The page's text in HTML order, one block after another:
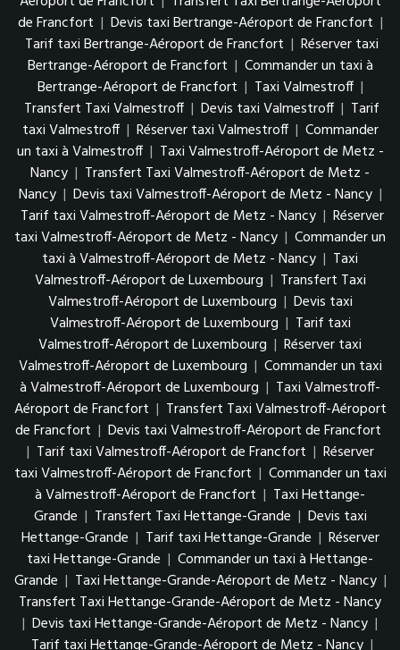
de Francfort | Devis taxi Bertrange-Aéroport de Francfort |
Tarif taxi Bertrange-Aéroport de Francfort | Réserver taxi
Bertrange-Aéroport de Francfort | Commander un taxi à
Bertrange-Aéroport de Francfort | Taxi Valmestroff |
Transfert Taxi Valmestroff | Devis taxi Valmestroff | Tarif
taxi Valmestroff | Réserver taxi Valmestroff | Commander
un taxi à Valmestroff | Taxi Valmestroff-Aéroport de Metz -
Nancy | Transfert Taxi Valmestroff-Aéroport de Metz -
Nancy | Devis taxi Valmestroff-Aéroport de Metz - Nancy |
Tarif taxi Valmestroff-Aéroport de Metz - Nancy | Réserver
taxi Valmestroff-Aéroport de Metz - Nancy | Commander un
taxi à Valmestroff-Aéroport de Metz - Nancy | Taxi
Valmestroff-Aéroport de Luxembourg | Transfert Taxi
Valmestroff-Aéroport de Luxembourg | Devis taxi
Valmestroff-Aéroport de Luxembourg | Tarif taxi
Valmestroff-Aéroport de Luxembourg | Réserver taxi
Valmestroff-Aéroport de Luxembourg | Commander un taxi
à Valmestroff-Aéroport de Luxembourg | Taxi Valmestroff-
Aéroport de Francfort | Transfert Taxi Valmestroff-Aéroport
de Francfort | Devis taxi Valmestroff-Aéroport de Francfort
| Tarif taxi Valmestroff-Aéroport de Francfort | Réserver
taxi Valmestroff-Aéroport de Francfort | Commander un taxi
à Valmestroff-Aéroport de Francfort | Taxi Hettange-
Grande | Transfert Taxi Hettange-Grande | Devis taxi
Hettange-Grande | Tarif taxi Hettange-Grande | Réserver
taxi Hettange-Grande | Commander un taxi à Hettange-
Grande | Taxi Hettange-Grande-Aéroport de Metz - Nancy |
Transfert Taxi Hettange-Grande-Aéroport de Metz - Nancy
| Devis taxi Hettange-Grande-Aéroport de Metz - Nancy |